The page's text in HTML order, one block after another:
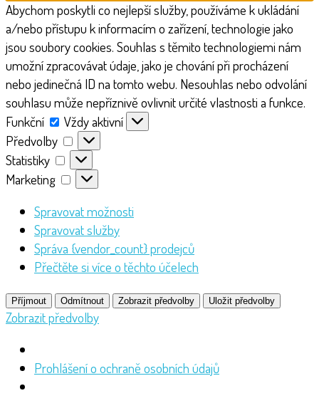
Abychom poskytli co nejlepší služby, používáme k ukládání
a/nebo přístupu k informacím o zařízení, technologie jako
jsou soubory cookies. Souhlas s těmito technologiemi nám
umožní zpracovávat údaje, jako je chování při procházení
nebo jedinečná ID na tomto webu. Nesouhlas nebo odvolání
souhlasu může nepříznivě ovlivnit určité vlastnosti a funkce.
Funkční
Funkční
Vždy aktivní
Předvolby
Předvolby
Statistiky
Statistiky
Marketing
Marketing
Spravovat možnosti
Spravovat služby
Správa {vendor_count} prodejců
Přečtěte si více o těchto účelech
Příjmout Odmítnout Zobrazit předvolby Uložit předvolby
Zobrazit předvolby
Prohlášení o ochraně osobních údajů